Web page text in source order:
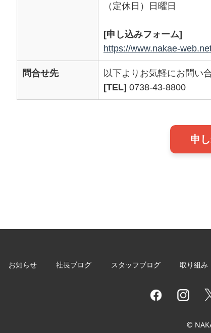
（定休日）日曜日
[申し込みフォーム]
https://www.nakae-
問合せ先
以下よりお気軽にお問い
[TEL] 0738-43-8800
申
お知らせ 社長ブログ スタッフブログ 取り組み
©